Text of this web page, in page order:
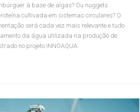
à base de algas? Ou nuggets
cultivada em sistemas circulares? O
será cada vez mais relevante e tudo
da água utilizada na produção de
no projeto INNOAQUA.